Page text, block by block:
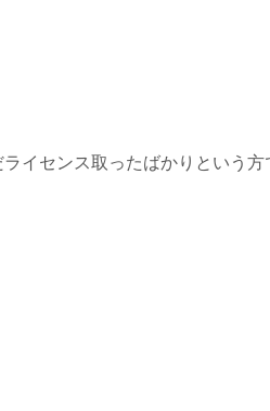
イセンス取ったばかりという方